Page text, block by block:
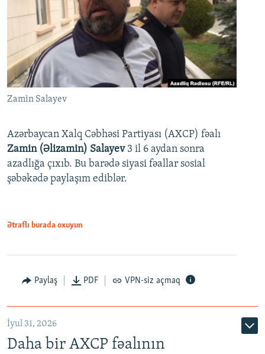
Zamin Salayev
Azərbaycan Xalq Cəbhəsi Partiyası (AXCP) fəalı
Zamin (Əlizamin) Salayev 3 il 6 aydan sonra
azadlığa çıxıb. Bu barədə siyasi fəallar sosial
şəbəkədə paylaşım ediblər.
Ətraflı burada oxuyun
Paylaş PDF VPN-siz açmaq
İyul 31, 2026
Daha bir AXCP fəalının